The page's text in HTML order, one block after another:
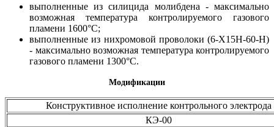
выполненные из силицида молибдена - максимально
возможная температура контролируемого газового
пламени 1600°С;
выполненные из нихромовой проволоки (6-Х15Н-60-Н)
- максимально возможная температура контролируемого
газового пламени 1300°С.
Модификации
Конструктивное исполнение контрольного электрода
КЭ-00